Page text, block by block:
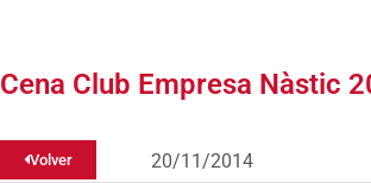
Cena Club Empresa Nàstic
Volver 20/11/2014